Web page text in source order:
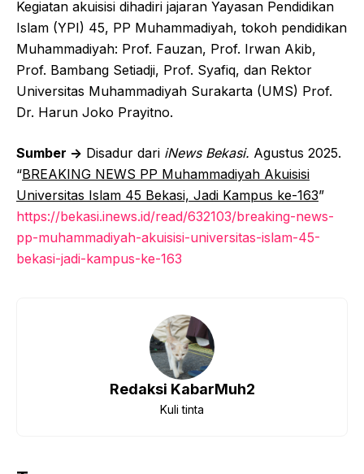
Kegiatan akuisisi dihadiri jajaran Yayasan Pendidikan
Islam (YPI) 45, PP Muhammadiyah, tokoh pendidikan
Muhammadiyah: Prof. Fauzan, Prof. Irwan Akib,
Prof. Bambang Setiadji, Prof. Syafiq, dan Rektor
Universitas Muhammadiyah Surakarta (UMS) Prof.
Dr. Harun Joko Prayitno.
Sumber -> Disadur dari iNews Bekasi. Agustus 2025.
“BREAKING NEWS PP Muhammadiyah Akuisisi
Universitas Islam 45 Bekasi, Jadi Kampus ke-163”
https://bekasi.inews.id/read/632103/breaking-news-
pp-muhammadiyah-akuisisi-universitas-islam-45-
bekasi-jadi-kampus-ke-163
Redaksi KabarMuh2
Kuli tinta